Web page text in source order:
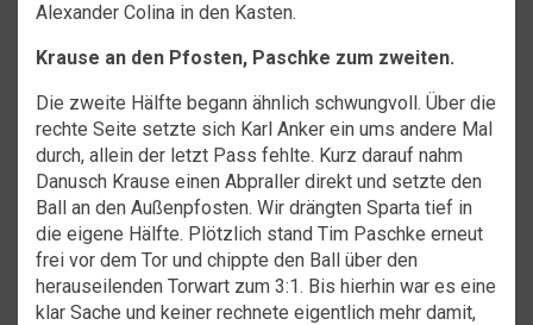
Alexander Colina in den Kasten.
Krause an den Pfosten, Paschke zum zweiten.
Die zweite Hälfte begann ähnlich schwungvoll. Über die
rechte Seite setzte sich Karl Anker ein ums andere Mal
durch, allein der letzt Pass fehlte. Kurz darauf nahm
Danusch Krause einen Abpraller direkt und setzte den
Ball an den Außenpfosten. Wir drängten Sparta tief in
die eigene Hälfte. Plötzlich stand Tim Paschke erneut
frei vor dem Tor und chippte den Ball über den
herauseilenden Torwart zum 3:1. Bis hierhin war es eine
klar Sache und keiner rechnete eigentlich mehr damit,